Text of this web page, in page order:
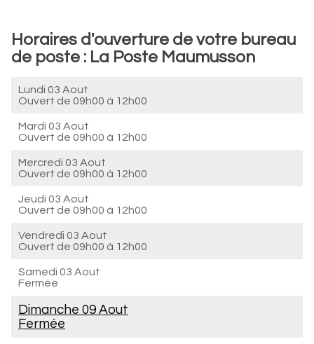
Horaires d'ouverture de votre bureau
de poste : La Poste Maumusson
Lundi 03 Aout
Ouvert de 09h00 à 12h00
Mardi 03 Aout
Ouvert de 09h00 à 12h00
Mercredi 03 Aout
Ouvert de 09h00 à 12h00
Jeudi 03 Aout
Ouvert de 09h00 à 12h00
Vendredi 03 Aout
Ouvert de 09h00 à 12h00
Samedi 03 Aout
Fermée
Dimanche 09 Aout
Fermée